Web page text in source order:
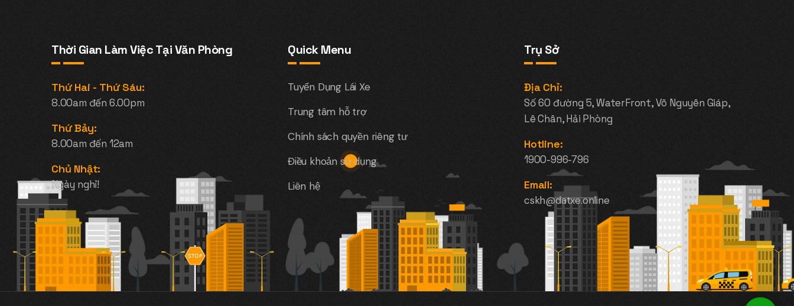
Thời Gian Làm Việc Tại Văn Phòng
Thứ Hai - Thứ Sáu:
8.00am đến 6.00pm
Thứ Bảy:
8.00am đến 12am
Chủ Nhật:
Ngày nghỉ!
Quick Menu
Tuyển Dụng Lái Xe
Trung tâm hỗ trợ
Chính sách quyền riêng tư
Điều khoản sử dụng
Liên hệ
Trụ Sở
Địa Chỉ:
Số 60 đường 5, WaterFront, Võ Nguyên Giáp,
Lê Chân, Hải Phòng
Hotline:
1900-996-796
Email:
cskh@datxe.online